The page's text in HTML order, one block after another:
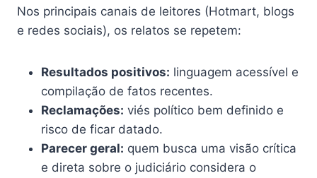
Nos principais canais de leitores (Hotmart, blogs
e redes sociais), os relatos se repetem:
Resultados positivos: linguagem acessível e
compilação de fatos recentes.
Reclamações: viés político bem definido e
risco de ficar datado.
Parecer geral: quem busca uma visão crítica
e direta sobre o judiciário considera o